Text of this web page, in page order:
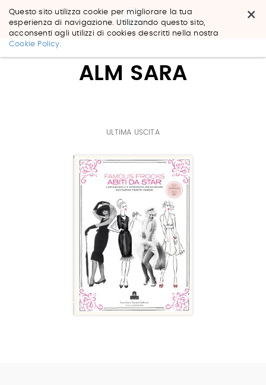
×
Questo sito utilizza cookie per migliorare la tua
esperienza di navigazione. Utilizzando questo sito,
acconsenti agli utilizzi di cookies descritti nella nostra
Cookie Policy.
Salta
ALM SARA
ULTIMA USCITA